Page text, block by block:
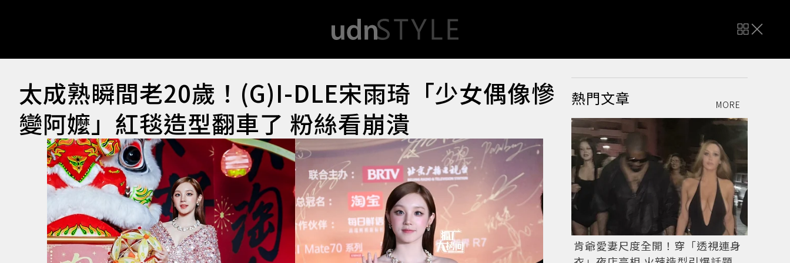
太成熟瞬間老20歲！(G)I-DLE宋雨琦「少女偶像慘
變阿嬤」紅毯造型翻車了 粉絲看崩潰
熱門文章 MORE
肯爺愛妻尺度全開！穿「透視連身